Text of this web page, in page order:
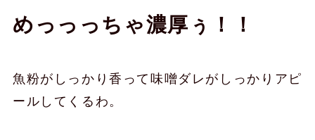
めっっっちゃ濃厚ぅ！！
魚粉がしっかり香って味噌ダレがしっかりアピ
ールしてくるわ。